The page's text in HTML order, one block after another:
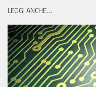
LEGGI ANCHE…